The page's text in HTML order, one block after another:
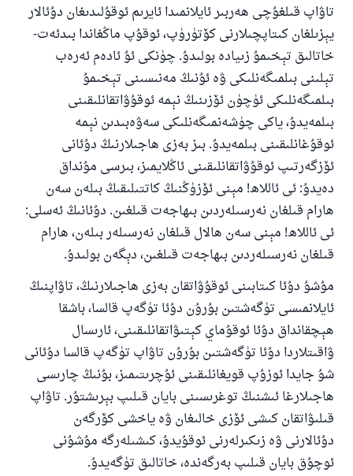
تاۋاپ قىلغۇچى ھەربىر ئايلانمىدا ئايرىم ئوقۇلىدىغان دۇئالار
يېزىلغان كىتاپچىلارنى كۆتۈرۈپ، ئوقۇپ ماڭغاندا بىدئەت-
خاتالىق تېخىمۇ زىيادە بولىدۇ. چۈنكى ئۇ ئادەم ئەرەب
تېلىنى بىلمىگەنلىكى ۋە ئۇنىڭ مەنىسىنى تېخىمۇ
بىلمىگەنلىكى ئۈچۈن ئۆزىنىڭ نېمە ئوقۇۋاتقانلىقىنى
بىلمەيدۇ، ياكى چۈشەنمىگەنلىكى سەۋەبىدىن نېمە
ئوقۇغانلىقىنى بىلمەيدۇ. بىز بەزى ھاجىلارنىڭ دۇئانى
ئۆزگەرتىپ ئوقۇۋاتقانلىقىنى ئاڭلايمىز، بىرسى مۇنداق
دەيدۇ: ئى ئاللاھ! مېنى ئۆزۈڭنىڭ كاتتىلىقىڭ بىلەن سەن
ھارام قىلغان نەرسىلەردىن بىھاجەت قىلغىن. دۇئانىڭ ئەسلى:
ئى ئاللاھ! مېنى سەن ھالال قىلغان نەرسىلەر بىلەن، ھارام
قىلغان نەرسىلەردىن بىھاجەت قىلغىن، دېگەن بولىدۇ.
مۇشۇ دۇئا كىتابىنى ئوقۇۋاتقان بەزى ھاجىلارنىڭ، تاۋاپنىڭ
ئايلانمىسى تۈگەشتىن بۇرۇن دۇئا تۈگەپ قالسا، باشقا
ھېچقانداق دۇئا ئوقۇماي كېتىۋاتقانلىقىنى، ئارىسال
ۋاقىتلاردا دۇئا تۈگەشتىن بۇرۇن تاۋاپ تۈگەپ قالسا دۇئانى
شۇ جايدا ئوزۇپ قويغانلىقىنى ئۇچرىتىمىز، بۇنىڭ چارىسى
ھاجىلارغا ئىشنىڭ توغرىسىنى بايان قىلىپ بېرىشتۇر. تاۋاپ
قىلىۋاتقان كىشى ئۆزى خالىغان ۋە ياخشى كۆرگەن
دۇئالارنى ۋە زىكىرلەرنى ئوقۇيدۇ، كىشىلەرگە مۇشۇنى
ئوچۇق بايان قىلىپ بەرگەندە، خاتالىق تۈگەيدۇ.